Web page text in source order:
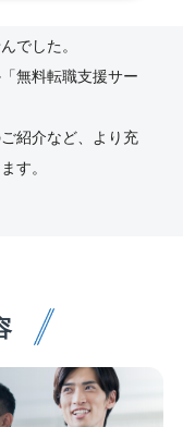
でした。
無料転職支援サー
紹介など、より充
す。